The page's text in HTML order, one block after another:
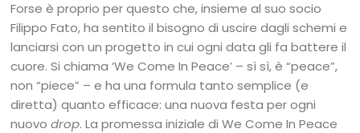
Forse è proprio per questo che, insieme al suo socio
Filippo Fato, ha sentito il bisogno di uscire dagli schemi e
lanciarsi con un progetto in cui ogni data gli fa battere il
cuore. Si chiama ‘We Come In Peace’ – sì sì, è “peace”,
non “piece” – e ha una formula tanto semplice (e
diretta) quanto efficace: una nuova festa per ogni
nuovodrop. La promessa iniziale di We Come In Peace